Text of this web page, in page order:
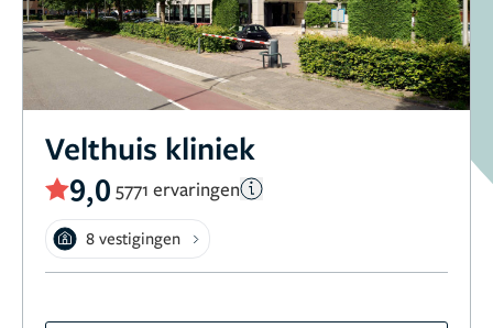
Velthuis kliniek
9,0 5771 ervaringen
8 vestigingen